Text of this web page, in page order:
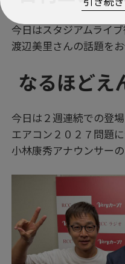
今日はスタジアムライ
渡辺美里さんの話題をお
なるほどえ
今日は２週連続での登場
エアコン２０２７問題
小林康秀アナウンサー